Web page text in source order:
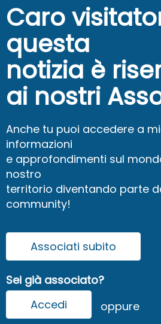
Caro
questa
notizia è
ai nostri
Anche tu puoi accedere a
informazioni
e approfondimenti sul
nostro
territorio diventando parte
community!
Associati subito
Sei già associato?
Accedi
oppure